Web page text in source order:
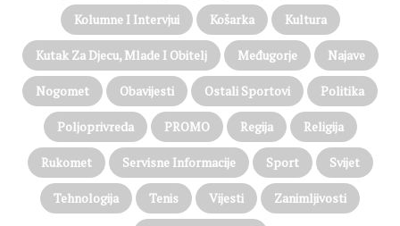
Kolumne I Intervjui Košarka Kultura
Kutak Za Djecu, Mlade I Obitelj Međugorje Najave
Nogomet Obavijesti Ostali Sportovi Politika
Poljoprivreda PROMO Regija Religija
Rukomet Servisne Informacije Sport Svijet
Tehnologija Tenis Vijesti Zanimljivosti